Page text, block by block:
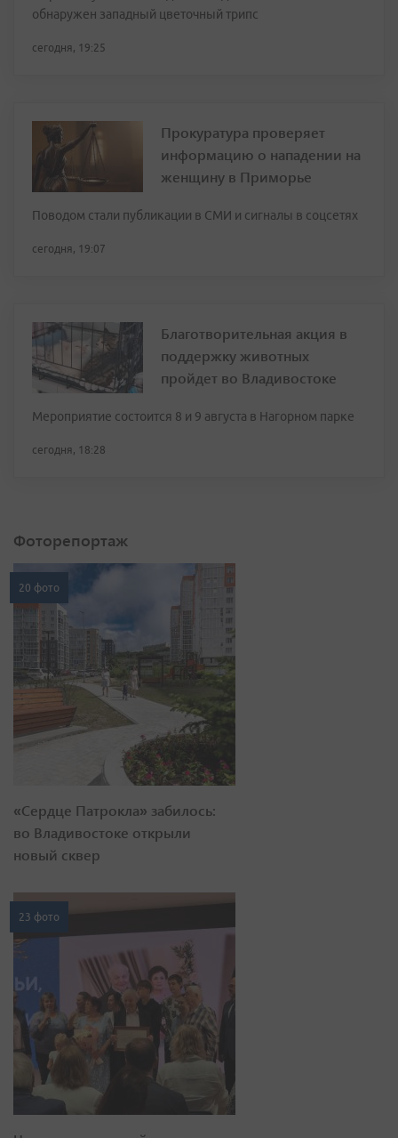
обнаружен западный цветочный трипс
сегодня, 19:25
Прокуратура проверяет
информацию о нападении на
женщину в Приморье
Поводом стали публикации в СМИ и сигналы в соцсетях
сегодня, 19:07
Благотворительная акция в
поддержку животных
пройдет во Владивостоке
Мероприятие состоится 8 и 9 августа в Нагорном парке
сегодня, 18:28
Фоторепортаж
20 фото
«Сердце Патрокла» забилось:
во Владивостоке открыли
новый сквер
23 фото